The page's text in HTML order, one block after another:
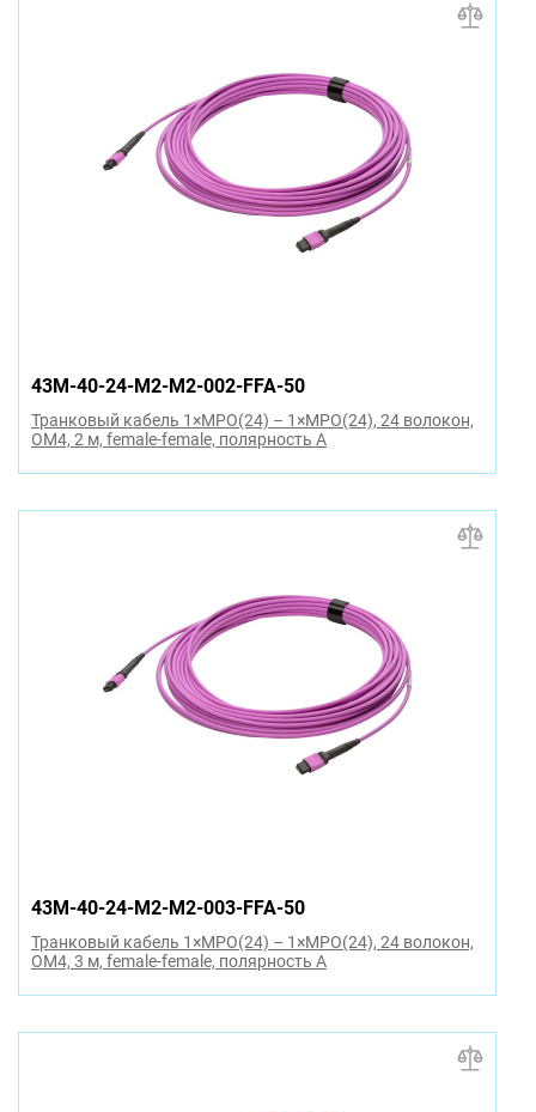
43M-40-24-M2-M2-002-FFA-50
Транковый кабель 1×MPO(24) – 1×MPO(24), 24 волокон,
OM4, 2 м, female-female, полярность A
43M-40-24-M2-M2-003-FFA-50
Транковый кабель 1×MPO(24) – 1×MPO(24), 24 волокон,
OM4, 3 м, female-female, полярность A